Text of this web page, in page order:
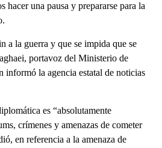
hacer una pausa y prepararse para la
a la guerra y que se impida que se
portavoz del Ministerio de
informó la agencia estatal de noticias
es “absolutamente
crímenes y amenazas de cometer
en referencia a la amenaza de